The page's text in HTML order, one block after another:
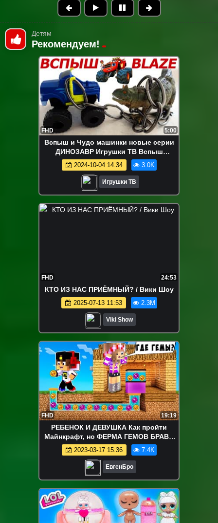
Детям
Рекомендуем!
FHD 5:00
Вспыш и Чудо машинки новые серии
ДИНОЗАВР Игрушки ТВ Вспыш
Развивающие мультики про машинки
2017
2024-10-04 14:34 3.0K
Игрушки ТВ
FHD 24:53
КТО ИЗ НАС ПРИЁМНЫЙ? / Вики Шоу
2025-07-13 11:53 2.3M
Viki Show
FHD 19:19
РЕБЕНОК И ДЕВУШКА Как пройти
Майнкрафт, но ФЕРМА ГЕМОВ БРАВЛ
СТАРС В МАЙНКРАФТЕ ! ВИДЕО
MINECRAFT
2023-03-17 15:36 7.4K
ЕвгенБро